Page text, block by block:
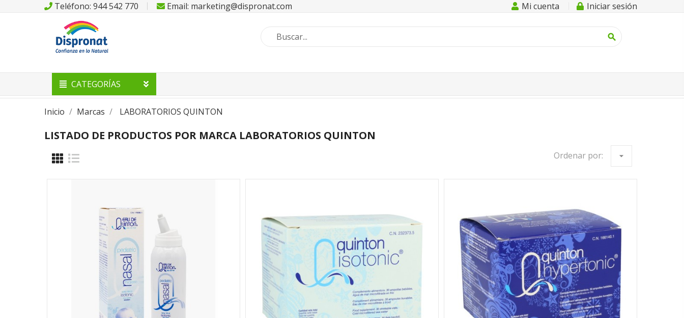
Teléfono: 944 542 770 Email: marketing@dispronat.com Mi cuenta Iniciar sesión
search
CATEGORÍAS
Inicio Marcas LABORATORIOS QUINTON
LISTADO DE PRODUCTOS POR MARCA LABORATORIOS QUINTON
Ordenar por: arrow_drop_down